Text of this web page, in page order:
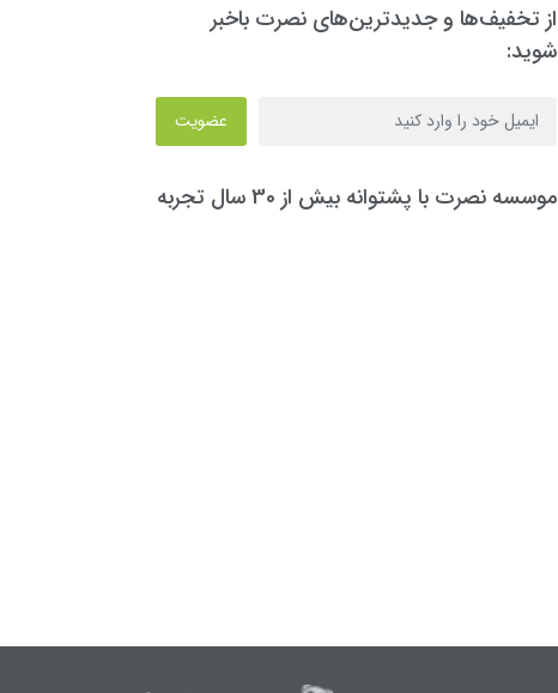
از تخفیف‌ها و جدیدترین‌های نصرت باخبر
شوید:
عضویت
موسسه نصرت با پشتوانه بیش از 30 سال تجربه